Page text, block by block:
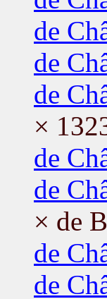
de
de
de
×
de
de
× de
de
de